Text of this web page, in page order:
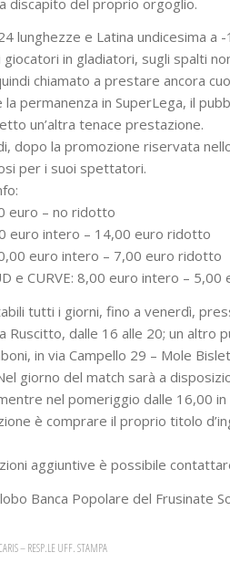
lunghezze e Latina undicesima
in gladiatori, sugli spalti
chiamato a prestare ancora
la permanenza in SuperLega, il
un’altra tenace prestazione.
dopo la promozione riservata
per i suoi spettatori.
euro – no ridotto
euro intero – 14,00 euro ridotto
euro intero – 7,00 euro ridotto
e CURVE: 8,00 euro intero –
tutti i giorni, fino a venerdì,
Ruscitto, dalle 16 alle 20; un
in via Campello 29 – Mole
giorno del match sarà a
nel pomeriggio dalle 16,00 in
è comprare il proprio titolo
aggiuntive è possibile
Banca Popolare del Frusinate
– RESP.LE UFF. STAMPA